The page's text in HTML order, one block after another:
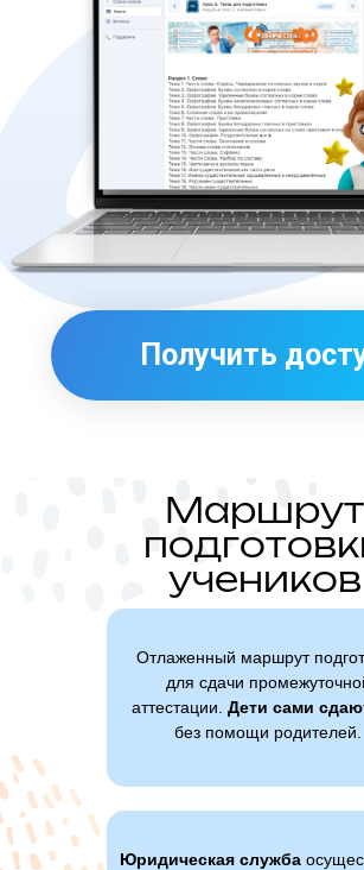
Отлаженный маршрут
для сдачи
аттестации. Дети сами
без помощи родителей.
Юридическая служба
Маршрут
учеников